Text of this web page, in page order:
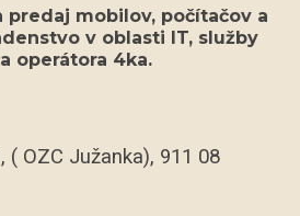
predaj mobilov, počítačov a
v oblasti IT, služby
operátora 4ka.
( OZC Južanka), 911 08